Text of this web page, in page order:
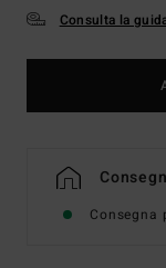
Consulta la
Consegna